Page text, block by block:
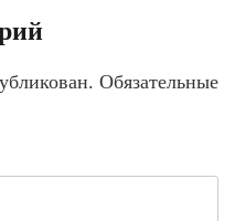
Обязательные